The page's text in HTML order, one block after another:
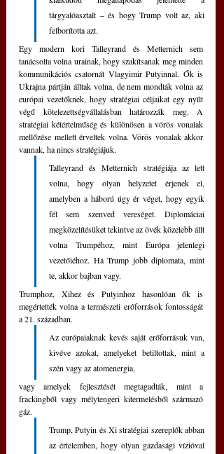
tárgyalóasztalt – és hogy Trump volt az, aki
felborította azt.
Egy modern kori Talleyrand és Metternich sem
tanácsolta volna urainak, hogy szakítsanak meg minden
kommunikációs csatornát Vlagyimir Putyinnal. Ők is
Ukrajna pártján álltak volna, de nem mondták volna az
európai vezetőknek, hogy stratégiai céljaikat egy nyílt
végű kötelezettségvállalásban határozzák meg. A
stratégiai kétértelműség és különösen a vörös vonalak
mellőzése mellett érveltek volna. Vörös vonalak akkor
vannak, ha nincs stratégiájuk.
Talleyrand és Metternich stratégiája az lett
volna, hogy olyan helyzetet érjenek el,
amelyben a háború úgy ér véget, hogy egyik
fél sem szenved vereséget. Diplomáciai
megközelítésüket tekintve az övék közelebb állt
volna Trumpéhoz, mint Európa jelenlegi
vezetőiéhoz. Ha Trump jobb diplomata, mint
te, akkor bajban vagy.
Trumphoz, Xihez és Putyinhoz hasonlóan ők is
megértették volna a természeti erőforrások fontosságát
a 21. században.
Az európaiaknak kevés saját erőforrásuk van,
kivéve azokat, amelyeket betiltottak, mint a
szén vagy az atomenergia,
vagy amelyek fejlesztését megtagadták, mint a
frackingből vagy mélytengeri kitermelésből származó
gáz.
Trump, Putyin és Xi stratégiai szereplők abban
az értelemben, hogy olyan gazdasági vízióval